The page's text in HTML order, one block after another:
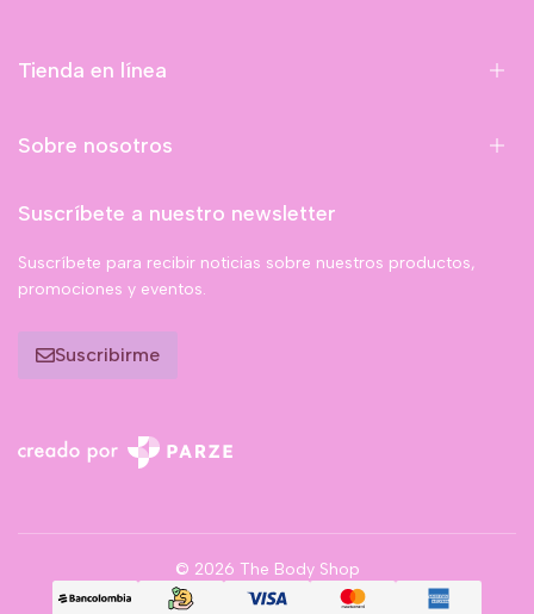
Tienda en línea
Sobre nosotros
Suscríbete a nuestro newsletter
Suscríbete para recibir noticias sobre nuestros productos,
promociones y eventos.
Suscribirme
© 2026 The Body Shop